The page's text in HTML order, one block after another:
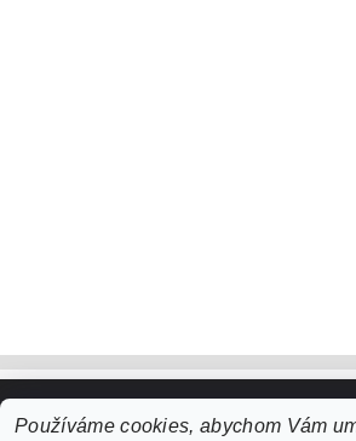
2026 ©ZooLife.cz, všechna práva vyhrazena
Používáme cookies, abychom Vám